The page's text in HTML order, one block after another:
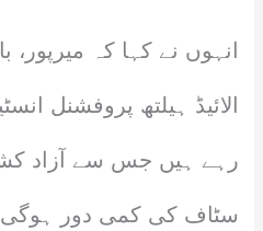
انہوں نے کہا کہ میرپور،
الائیڈ ہیلتھ پروفشنل
رہے ہیں جس سے آزاد
سٹاف کی کمی دور ہوگی